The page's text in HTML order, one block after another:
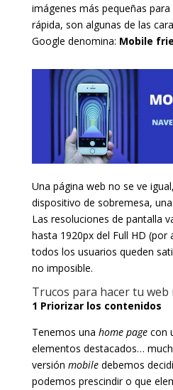
imágenes más pequeñas
rápida, son algunas de las
Google denomina: Mobile
Una página web no se ve
dispositivo de sobremesa,
Las resoluciones de pantalla
hasta 1920px del Full HD (por
todos los usuarios queden
no imposible.
Trucos para hacer tu web
1 Priorizar los contenidos
Tenemos una home pagecon
elementos destacados…
versión mobiledebemos
podemos prescindir o que